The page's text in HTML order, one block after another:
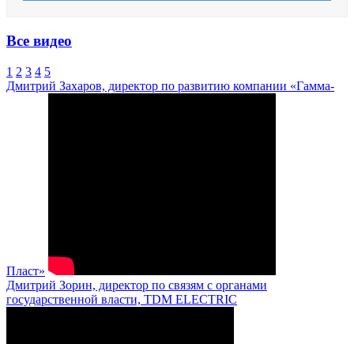
Все видео
1 2 3 4 5
Дмитрий Захаров, директор по развитию компании «Гамма-
Пласт»
Дмитрий Зорин, директор по связям с органами
государственной власти, TDM ELECTRIC